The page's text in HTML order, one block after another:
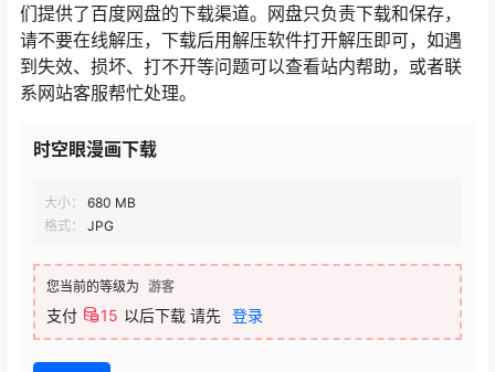
们提供了百度网盘的下载渠道。网盘只负责下载和保存，
请不要在线解压，下载后用解压软件打开解压即可，如遇
到失效、损坏、打不开等问题可以查看站内帮助，或者联
系网站客服帮忙处理。
时空眼漫画下载
大小：
680 MB
格式：
JPG
您当前的等级为 游客
支付 15 以后下载 请先 登录